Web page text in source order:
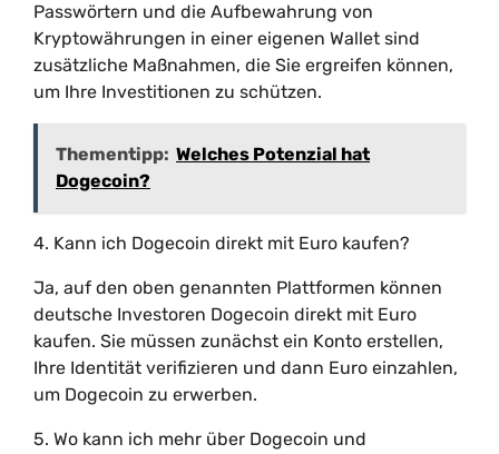
Passwörtern und die Aufbewahrung von
Kryptowährungen in einer eigenen Wallet sind
zusätzliche Maßnahmen, die Sie ergreifen können,
um Ihre Investitionen zu schützen.
Thementipp: Welches Potenzial hat
Dogecoin?
4. Kann ich Dogecoin direkt mit Euro kaufen?
Ja, auf den oben genannten Plattformen können
deutsche Investoren Dogecoin direkt mit Euro
kaufen. Sie müssen zunächst ein Konto erstellen,
Ihre Identität verifizieren und dann Euro einzahlen,
um Dogecoin zu erwerben.
5. Wo kann ich mehr über Dogecoin und